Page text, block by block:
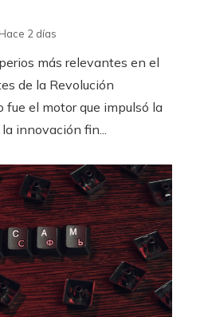
Hace 2 días
más relevantes en el
de la Revolución
fue el motor que impulsó la
innovación fin...